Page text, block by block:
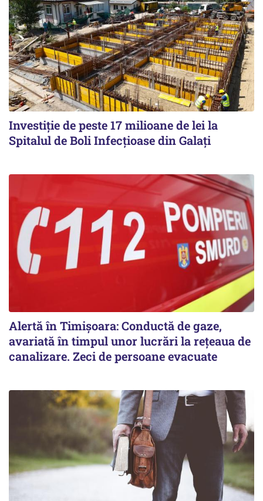
Investiție de peste 17 milioane de lei la
Spitalul de Boli Infecțioase din Galați
Alertă în Timișoara: Conductă de gaze,
avariată în timpul unor lucrări la rețeaua de
canalizare. Zeci de persoane evacuate